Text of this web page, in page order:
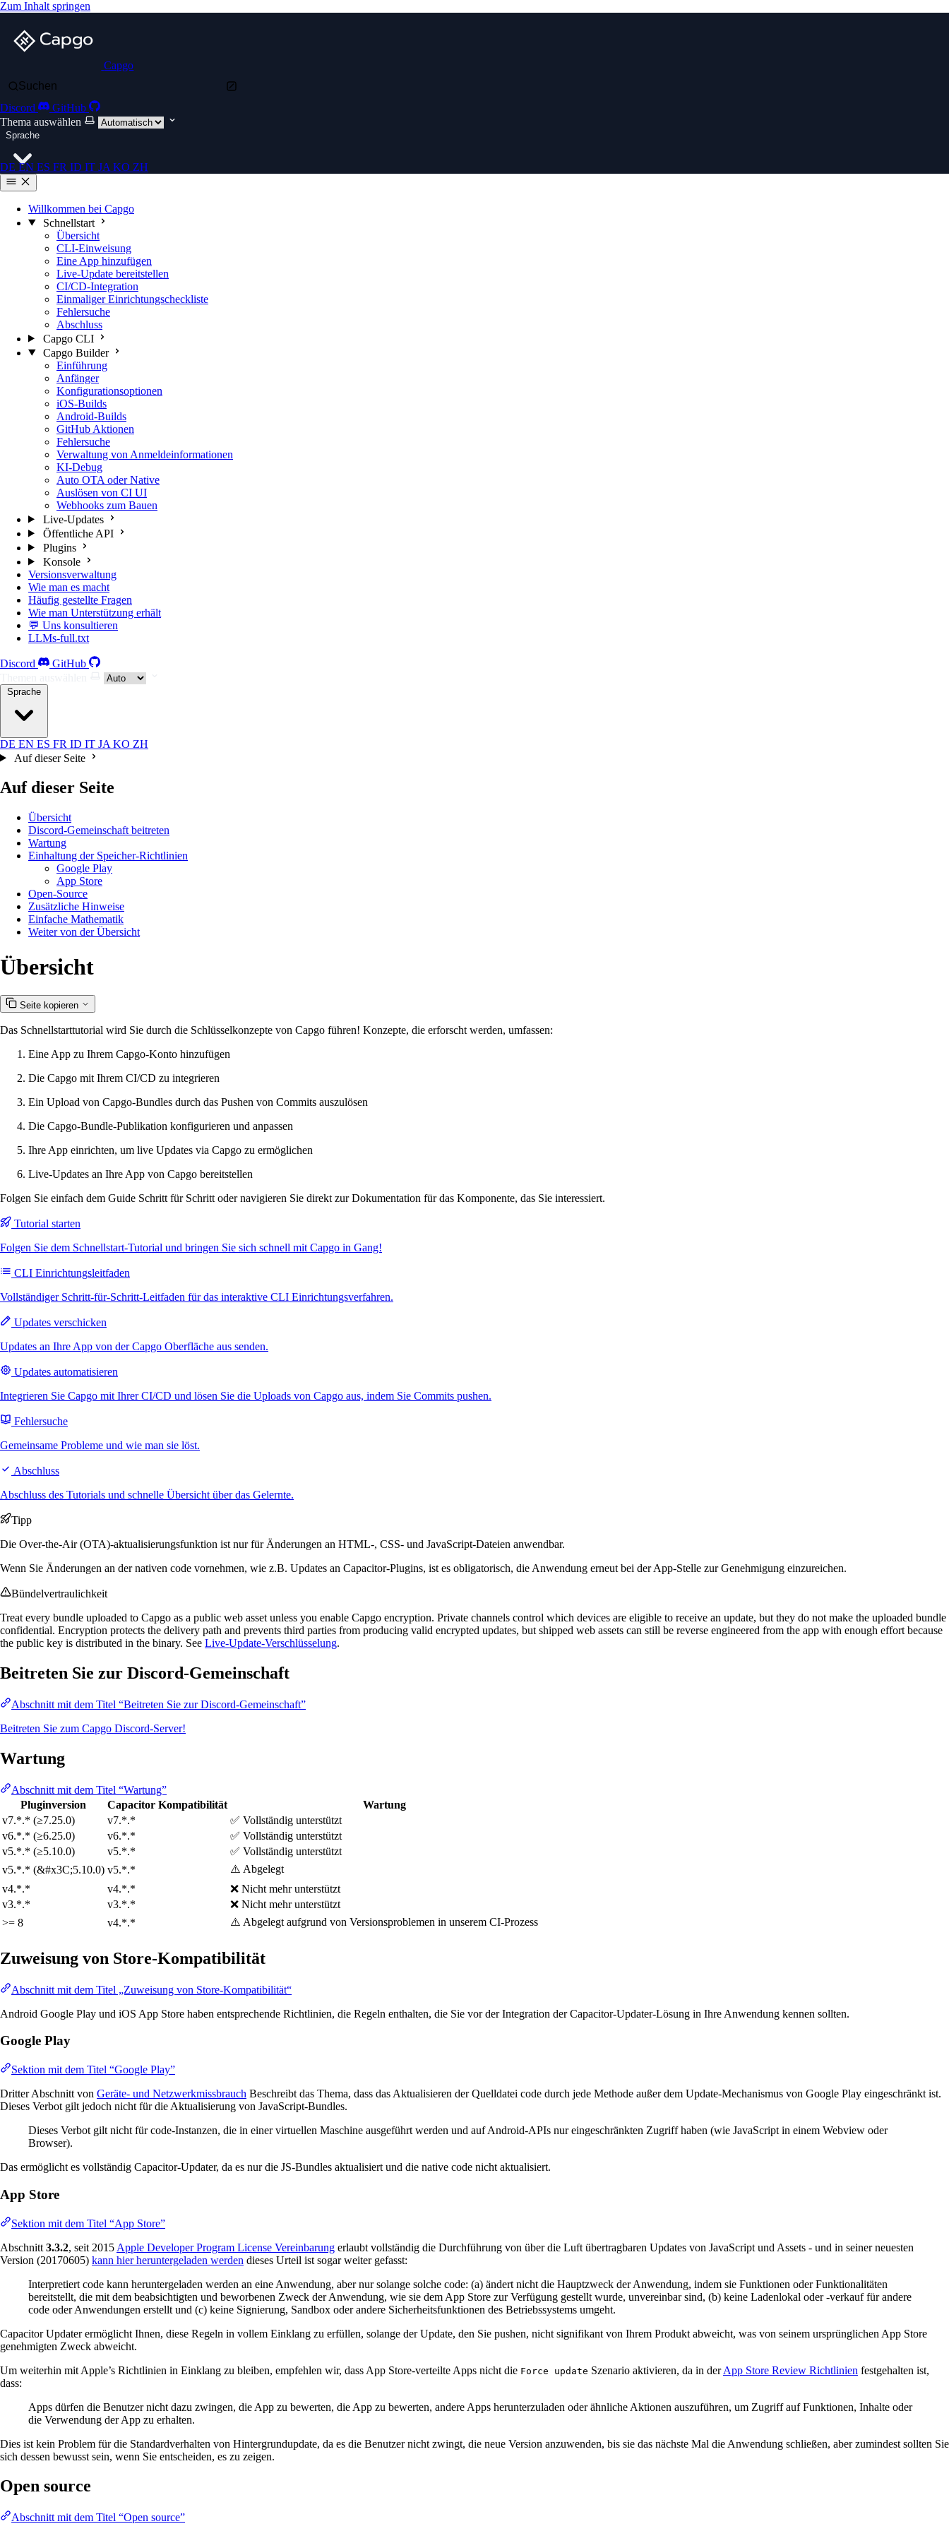
Zum Inhalt springen
Capgo
Suchen
Discord
GitHub
Thema auswählen
Sprache
DE EN ES FR ID IT JA KO ZH
Willkommen bei Capgo
Schnellstart
Übersicht
CLI-Einweisung
Eine App hinzufügen
Live-Update bereitstellen
CI/CD-Integration
Einmaliger Einrichtungscheckliste
Fehlersuche
Abschluss
Capgo CLI
Capgo Builder
Einführung
Anfänger
Konfigurationsoptionen
iOS-Builds
Android-Builds
GitHub Aktionen
Fehlersuche
Verwaltung von Anmeldeinformationen
KI-Debug
Auto OTA oder Native
Auslösen von CI UI
Webhooks zum Bauen
Live-Updates
Öffentliche API
Plugins
Konsole
Versionsverwaltung
Wie man es macht
Häufig gestellte Fragen
Wie man Unterstützung erhält
💬 Uns konsultieren
LLMs-full.txt
Discord
GitHub
Sprache
DE EN ES FR ID IT JA KO ZH
Auf dieser Seite
Auf dieser Seite
Übersicht
Discord-Gemeinschaft beitreten
Wartung
Einhaltung der Speicher-Richtlinien
Google Play
App Store
Open-Source
Zusätzliche Hinweise
Einfache Mathematik
Weiter von der Übersicht
Übersicht
Seite kopieren
Das Schnellstarttutorial wird Sie durch die Schlüsselkonzepte von Capgo führen! Konzepte, die erforscht werden, umfassen:
Eine App zu Ihrem Capgo-Konto hinzufügen
Die Capgo mit Ihrem CI/CD zu integrieren
Ein Upload von Capgo-Bundles durch das Pushen von Commits auszulösen
Die Capgo-Bundle-Publikation konfigurieren und anpassen
Ihre App einrichten, um live Updates via Capgo zu ermöglichen
Live-Updates an Ihre App von Capgo bereitstellen
Folgen Sie einfach dem Guide Schritt für Schritt oder navigieren Sie direkt zur Dokumentation für das Komponente, das Sie interessiert.
Tutorial starten
Folgen Sie dem Schnellstart-Tutorial und bringen Sie sich schnell mit Capgo in Gang!
CLI Einrichtungsleitfaden
Vollständiger Schritt-für-Schritt-Leitfaden für das interaktive CLI Einrichtungsverfahren.
Updates verschicken
Updates an Ihre App von der Capgo Oberfläche aus senden.
Updates automatisieren
Integrieren Sie Capgo mit Ihrer CI/CD und lösen Sie die Uploads von Capgo aus, indem Sie Commits pushen.
Fehlersuche
Gemeinsame Probleme und wie man sie löst.
Abschluss
Abschluss des Tutorials und schnelle Übersicht über das Gelernte.
Tipp
Die Over-the-Air (OTA)-aktualisierungsfunktion ist nur für Änderungen an HTML-, CSS- und JavaScript-Dateien anwendbar.
Wenn Sie Änderungen an der nativen code vornehmen, wie z.B. Updates an Capacitor-Plugins, ist es obligatorisch, die Anwendung erneut bei der App-Stelle zur Genehmigung einzureichen.
Bündelvertraulichkeit
Treat every bundle uploaded to Capgo as a public web asset unless you enable Capgo encryption. Private channels control which devices are eligible to receive an update, but they do not make the uploaded bundle
confidential. Encryption protects the delivery path and prevents third parties from producing valid encrypted updates, but shipped web assets can still be reverse engineered from the app with enough effort because
the public key is distributed in the binary. See Live-Update-Verschlüsselung.
Beitreten Sie zur Discord-Gemeinschaft
Abschnitt mit dem Titel “Beitreten Sie zur Discord-Gemeinschaft”
Beitreten Sie zum Capgo Discord-Server!
Wartung
Abschnitt mit dem Titel “Wartung”
Pluginversion
Capacitor Kompatibilität
Wartung
v7.*.* (≥7.25.0)
v7.*.*
✅ Vollständig unterstützt
v6.*.* (≥6.25.0)
v6.*.*
✅ Vollständig unterstützt
v5.*.* (≥5.10.0)
v5.*.*
✅ Vollständig unterstützt
v5.*.* (&#x3C;5.10.0) v5.*.*
⚠️ Abgelegt
v4.*.*
v4.*.*
❌ Nicht mehr unterstützt
v3.*.*
v3.*.*
❌ Nicht mehr unterstützt
>= 8
v4.*.* ⚠️ Abgelegt aufgrund von Versionsproblemen in unserem CI-Prozess
Zuweisung von Store-Kompatibilität
Abschnitt mit dem Titel „Zuweisung von Store-Kompatibilität“
Android Google Play und iOS App Store haben entsprechende Richtlinien, die Regeln enthalten, die Sie vor der Integration der Capacitor-Updater-Lösung in Ihre Anwendung kennen sollten.
Google Play
Sektion mit dem Titel “Google Play”
Dritter Abschnitt von Geräte- und Netzwerkmissbrauch Beschreibt das Thema, dass das Aktualisieren der Quelldatei code durch jede Methode außer dem Update-Mechanismus von Google Play eingeschränkt ist.
Dieses Verbot gilt jedoch nicht für die Aktualisierung von JavaScript-Bundles.
Dieses Verbot gilt nicht für code-Instanzen, die in einer virtuellen Maschine ausgeführt werden und auf Android-APIs nur eingeschränkten Zugriff haben (wie JavaScript in einem Webview oder
Browser).
Das ermöglicht es vollständig Capacitor-Updater, da es nur die JS-Bundles aktualisiert und die native code nicht aktualisiert.
App Store
Sektion mit dem Titel “App Store”
Abschnitt 3.3.2, seit 2015 Apple Developer Program License Vereinbarung erlaubt vollständig die Durchführung von über die Luft übertragbaren Updates von JavaScript und Assets - und in seiner neuesten
Version (20170605) kann hier heruntergeladen werden dieses Urteil ist sogar weiter gefasst:
Interpretiert code kann heruntergeladen werden an eine Anwendung, aber nur solange solche code: (a) ändert nicht die Hauptzweck der Anwendung, indem sie Funktionen oder Funktionalitäten
bereitstellt, die mit dem beabsichtigten und beworbenen Zweck der Anwendung, wie sie dem App Store zur Verfügung gestellt wurde, unvereinbar sind, (b) keine Ladenlokal oder -verkauf für andere
code oder Anwendungen erstellt und (c) keine Signierung, Sandbox oder andere Sicherheitsfunktionen des Betriebssystems umgeht.
Capacitor Updater ermöglicht Ihnen, diese Regeln in vollem Einklang zu erfüllen, solange der Update, den Sie pushen, nicht signifikant von Ihrem Produkt abweicht, was von seinem ursprünglichen App Store
genehmigten Zweck abweicht.
Um weiterhin mit Apple’s Richtlinien in Einklang zu bleiben, empfehlen wir, dass App Store-verteilte Apps nicht die Force update Szenario aktivieren, da in derApp Store Review Richtlinien festgehalten ist,
dass:
Apps dürfen die Benutzer nicht dazu zwingen, die App zu bewerten, die App zu bewerten, andere Apps herunterzuladen oder ähnliche Aktionen auszuführen, um Zugriff auf Funktionen, Inhalte oder
die Verwendung der App zu erhalten.
Dies ist kein Problem für die Standardverhalten von Hintergrundupdate, da es die Benutzer nicht zwingt, die neue Version anzuwenden, bis sie das nächste Mal die Anwendung schließen, aber zumindest sollten Sie
sich dessen bewusst sein, wenn Sie entscheiden, es zu zeigen.
Open source
Abschnitt mit dem Titel “Open source”